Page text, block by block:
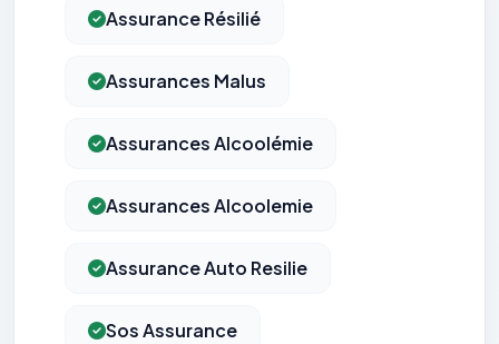
Assurance Résilié
Assurances Malus
Assurances Alcoolémie
Assurances Alcoolemie
Assurance Auto Resilie
Sos Assurance